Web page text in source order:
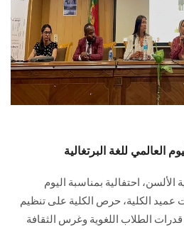
للغة البرتغالية
الألسن، احتفالية بمناسبة اليوم
عميد الكلية، حرص الكلية على تنظيم
الطلاب اللغوية وغرس الثقافة